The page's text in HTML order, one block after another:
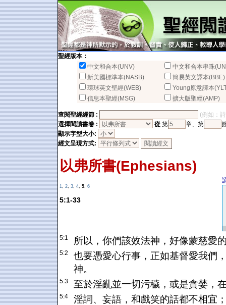
聖經版本：
中文和合本(UNV)
中文和合本串珠
新美國標準本(NASB)
簡易英文譯本(BBE)
環球英文聖經(WEB)
Young原意譯本
信息本聖經(MSG)
擴大版聖經(AMP)
查閱聖經經節 :
(例如：
選擇閱讀書卷 :
從 第 章、第
顯示字型大小:
經文呈現方式:
以弗所書(Ephesians)
1, 2, 3, 4, 5, 6
5:1-33
5:1 所以，你們該效法神，好像蒙慈愛
5:2
也要憑愛心行事，正如基督愛我們
神。
5:3 至於淫亂並一切污穢，或是貪婪，
5:4 淫詞、妄語，和戲笑的話都不相宜